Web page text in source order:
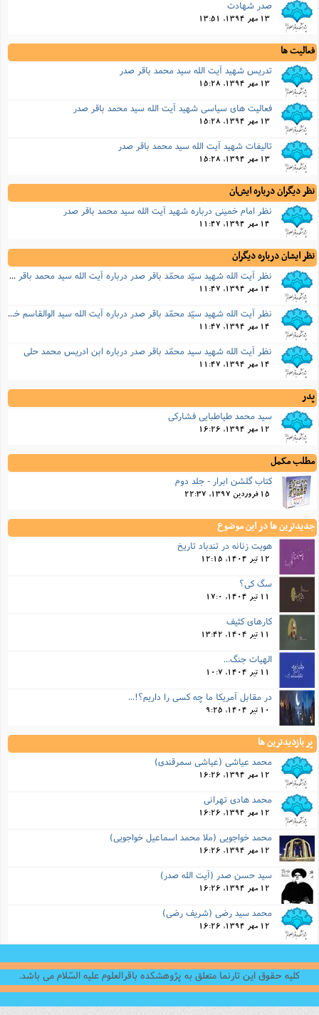
صدر شهادت
13 مهر 1394, 13:51
فعالیت ها
تدریس شهید آیت الله سید محمد باقر صدر
13 مهر 1394, 15:28
فعالیت های سیاسی شهید آیت الله سید محمد باقر صدر
13 مهر 1394, 15:28
تالیفات شهید آیت الله سید محمد باقر صدر
13 مهر 1394, 15:28
نظر دیگران درباره ایشان
نظر امام خمینى درباره شهید آیت الله سید محمد باقر صدر
14 مهر 1394, 11:47
نظر ایشان درباره دیگران
نظر آیت الله شهید سیّد محمّد باقر صدر درباره آیت الله سید محمد باقر سلطانی
14 مهر 1394, 11:47
نظر آیت الله شهید سیّد محمّد باقر صدر درباره آیت الله سید الوالقاسم خویی
14 مهر 1394, 11:47
نظر آیت الله شهید سید محمّد باقر صدر درباره ابن ادریس محمد حلی
14 مهر 1394, 11:47
پدر
سید محمد طیاطبایی فشارکی
12 مهر 1394, 16:26
مطلب مکمل
کتاب گلشن ابرار - جلد دوم
15 فروردین 1397, 22:37
جدیدترین ها در این موضوع
هویت زنانه در تندباد تاریخ
12 تیر 1404, 12:15
سگ کی؟
11 تیر 1404, 17:0
کارهای کثیف
11 تیر 1404, 13:42
الهیات جنگ...
11 تیر 1404, 10:7
در مقابل آمریکا ما چه کسی را داریم؟!...
10 تیر 1404, 9:25
پر بازدیدترین ها
محمد عیاشی (عیاشی سمرقندی)
12 مهر 1394, 16:26
محمد هادی تهرانی
12 مهر 1394, 16:26
محمد خواجویی (ملا محمد اسماعیل خواجویی)
12 مهر 1394, 16:26
سید حسن صدر (آیت الله صدر)
12 مهر 1394, 16:26
محمد سید رضی (شریف رضى)
12 مهر 1394, 16:26
کلیه حقوق این تارنما متعلق به پژوهشکده باقرالعلوم علیه السّلام می باشد.